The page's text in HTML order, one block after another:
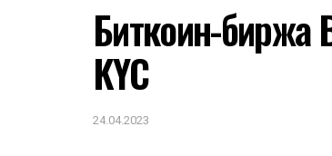
Биткоин-биржа
KYC
24.04.2023